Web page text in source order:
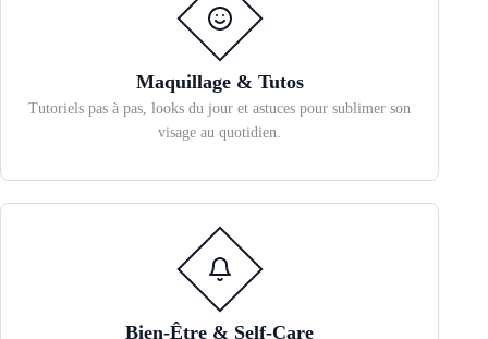
Maquillage & Tutos
Tutoriels pas à pas, looks du jour et astuces pour sublimer son
visage au quotidien.
Bien-Être & Self-Care